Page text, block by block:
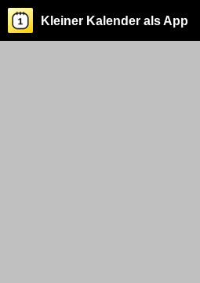
Kleiner Kalender als App